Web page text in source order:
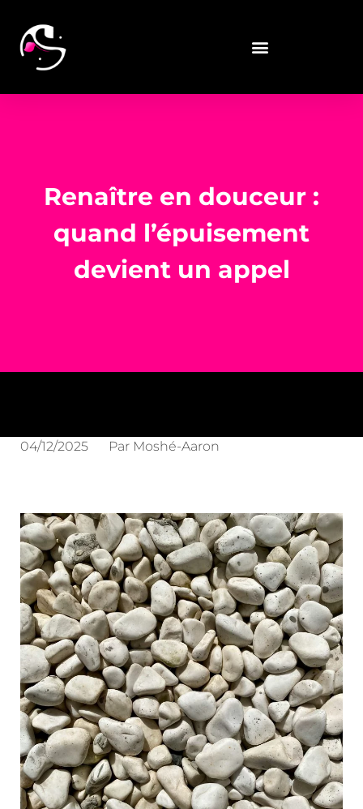
Renaître en douceur :
quand l’épuisement
devient un appel
04/12/2025 Par Moshé-Aaron